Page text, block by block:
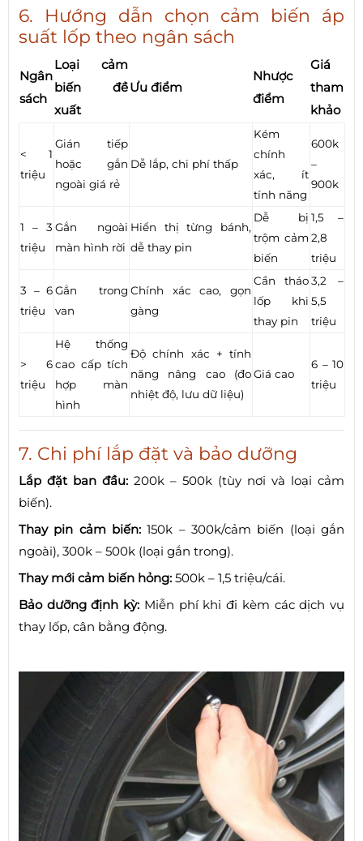
6. Hướng dẫn chọn cảm biến áp
suất lốp theo ngân sách
Ngân
sách
Loại cảm
biến đề
xuất
Ưu điểm
Nhược
điểm
Giá
tham
khảo
< 1
triệu
Gián tiếp
hoặc gắn
ngoài giá rẻ
Dễ lắp, chi phí thấp
Kém
chính
xác, ít
tính năng
600k
–
900k
1 – 3
triệu
Gắn ngoài
màn hình rời
Hiển thị từng bánh,
dễ thay pin
Dễ bị
trộm cảm
biến
1,5 –
2,8
triệu
3 – 6
triệu
Gắn trong
van
Chính xác cao, gọn
gàng
Cần tháo
lốp khi
thay pin
3,2 –
5,5
triệu
> 6
triệu
Hệ thống
cao cấp tích
hợp màn
hình
Độ chính xác + tính
năng nâng cao (đo
nhiệt độ, lưu dữ liệu)
Giá cao
6 – 10
triệu
7. Chi phí lắp đặt và bảo dưỡng
Lắp đặt ban đầu: 200k – 500k (tùy nơi và loại cảm
biến).
Thay pin cảm biến: 150k – 300k/cảm biến (loại gắn
ngoài), 300k – 500k (loại gắn trong).
Thay mới cảm biến hỏng: 500k – 1,5 triệu/cái.
Bảo dưỡng định kỳ: Miễn phí khi đi kèm các dịch vụ
thay lốp, cân bằng động.